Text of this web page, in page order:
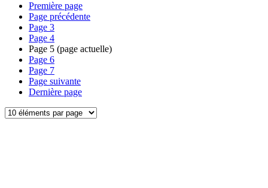
Première page
Page précédente
Page 3
Page 4
Page 5 (page actuelle)
Page 6
Page 7
Page suivante
Dernière page